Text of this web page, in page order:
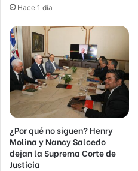
Hace 1 día
¿Por qué no siguen? Henry
Molina y Nancy Salcedo
dejan la Suprema Corte de
Justicia